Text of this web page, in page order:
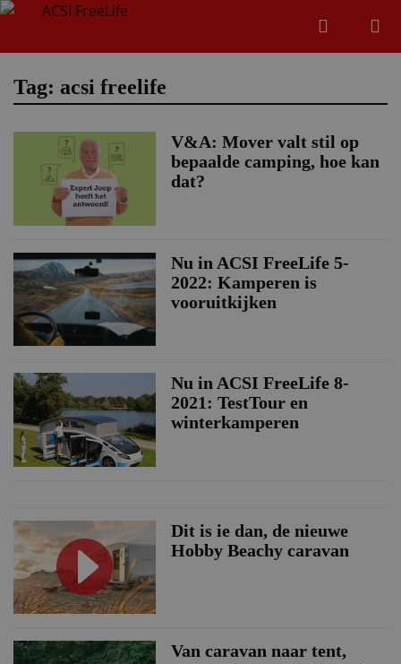
Zoeken
Tag: acsi freelife
V&A: Mover valt stil op
bepaalde camping, hoe kan
dat?
Nu in ACSI FreeLife 5-
2022: Kamperen is
vooruitkijken
Nu in ACSI FreeLife 8-
2021: TestTour en
winterkamperen
Dit is ie dan, de nieuwe
Hobby Beachy caravan
Van caravan naar tent,